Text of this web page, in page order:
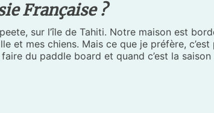
Française ?
sur l’île de Tahiti. Notre maison est
et mes chiens. Mais ce que je préfère,
du paddle board et quand c’est la